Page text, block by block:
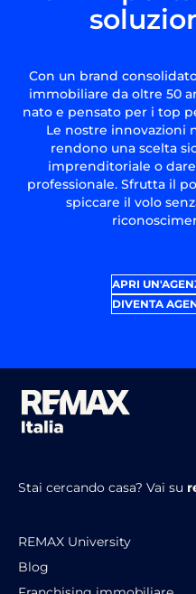
Con un brand
immobiliare da oltre 50
nato e pensato per i top
Le nostre innovazioni
rendono una scelta
imprenditoriale o
professionale. Sfrutta il
spiccare il volo
APRI
DIVENTA
Stai cercando casa? Vai su
REMAX University
Blog